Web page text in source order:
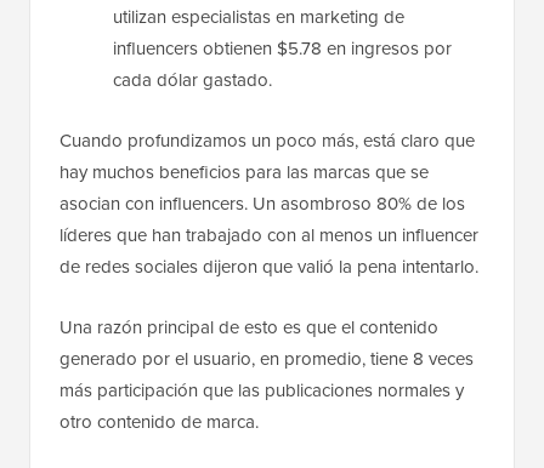
utilizan especialistas en marketing de
influencers obtienen $5.78 en ingresos por
cada dólar gastado.
Cuando profundizamos un poco más, está claro que
hay muchos beneficios para las marcas que se
asocian con influencers. Un asombroso 80% de los
líderes que han trabajado con al menos un influencer
de redes sociales dijeron que valió la pena intentarlo.
Una razón principal de esto es que el contenido
generado por el usuario, en promedio, tiene 8 veces
más participación que las publicaciones normales y
otro contenido de marca.